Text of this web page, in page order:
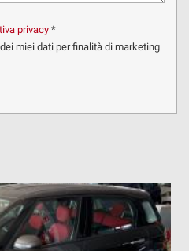
privacy *
miei dati per finalità di marketing